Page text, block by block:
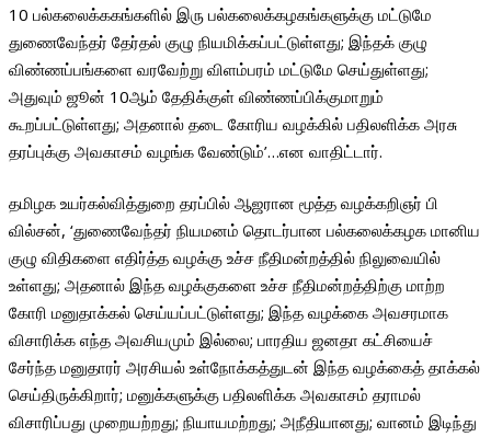
10 பல்கலைக்ககங்களில் இரு பல்கலைக்கழகங்களுக்கு மட்டுமே
துணைவேந்தர் தேர்தல் குழு நியமிக்கப்பட்டுள்ளது; இந்தக் குழு
விண்ணப்பங்களை வரவேற்று விளம்பரம் மட்டுமே செய்துள்ளது;
அதுவும் ஜூன் 10ஆம் தேதிக்குள் விண்ணப்பிக்குமாறும்
கூறப்பட்டுள்ளது; அதனால் தடை கோரிய வழக்கில் பதிலளிக்க அரசு
தரப்புக்கு அவகாசம் வழங்க வேண்டும்’…என வாதிட்டார்.
தமிழக உயர்கல்வித்துறை தரப்பில் ஆஜரான மூத்த வழக்கறிஞர் பி
வில்சன், ‘துணைவேந்தர் நியமனம் தொடர்பான பல்கலைக்கழக மானிய
குழு விதிகளை எதிர்த்த வழக்கு உச்ச நீதிமன்றத்தில் நிலுவையில்
உள்ளது; அதனால் இந்த வழக்குகளை உச்ச நீதிமன்றத்திற்கு மாற்ற
கோரி மனுதாக்கல் செய்யப்பட்டுள்ளது; இந்த வழக்கை அவசரமாக
விசாரிக்க எந்த அவசியமும் இல்லை; பாரதிய ஜனதா கட்சியைச்
சேர்ந்த மனுதாரர் அரசியல் உள்நோக்கத்துடன் இந்த வழக்கைத் தாக்கல்
செய்திருக்கிறார்; மனுக்களுக்கு பதிலளிக்க அவகாசம் தராமல்
விசாரிப்பது முறையற்றது; நியாயமற்றது; அநீதியானது; வானம் இடிந்து